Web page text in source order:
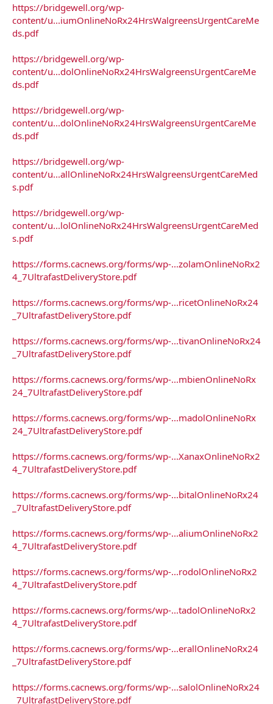
https://bridgewell.org/wp-
content/u...iumOnlineNoRx24HrsWalgreensUrgentCareMe
ds.pdf
https://bridgewell.org/wp-
content/u...dolOnlineNoRx24HrsWalgreensUrgentCareMe
ds.pdf
https://bridgewell.org/wp-
content/u...dolOnlineNoRx24HrsWalgreensUrgentCareMe
ds.pdf
https://bridgewell.org/wp-
content/u...allOnlineNoRx24HrsWalgreensUrgentCareMed
s.pdf
https://bridgewell.org/wp-
content/u...lolOnlineNoRx24HrsWalgreensUrgentCareMed
s.pdf
https://forms.cacnews.org/forms/wp-...zolamOnlineNoRx2
4_7UltrafastDeliveryStore.pdf
https://forms.cacnews.org/forms/wp-...ricetOnlineNoRx24
_7UltrafastDeliveryStore.pdf
https://forms.cacnews.org/forms/wp-...tivanOnlineNoRx24
_7UltrafastDeliveryStore.pdf
https://forms.cacnews.org/forms/wp-...mbienOnlineNoRx
24_7UltrafastDeliveryStore.pdf
https://forms.cacnews.org/forms/wp-...madolOnlineNoRx
24_7UltrafastDeliveryStore.pdf
https://forms.cacnews.org/forms/wp-...XanaxOnlineNoRx2
4_7UltrafastDeliveryStore.pdf
https://forms.cacnews.org/forms/wp-...bitalOnlineNoRx24
_7UltrafastDeliveryStore.pdf
https://forms.cacnews.org/forms/wp-...aliumOnlineNoRx2
4_7UltrafastDeliveryStore.pdf
https://forms.cacnews.org/forms/wp-...rodolOnlineNoRx2
4_7UltrafastDeliveryStore.pdf
https://forms.cacnews.org/forms/wp-...tadolOnlineNoRx2
4_7UltrafastDeliveryStore.pdf
https://forms.cacnews.org/forms/wp-...erallOnlineNoRx24
_7UltrafastDeliveryStore.pdf
https://forms.cacnews.org/forms/wp-...salolOnlineNoRx24
_7UltrafastDeliveryStore.pdf